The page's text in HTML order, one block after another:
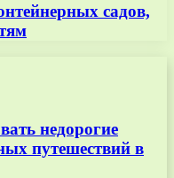
садов,
недорогие
путешествий в